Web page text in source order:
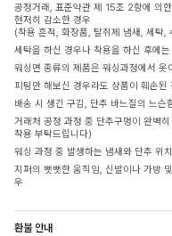
공정거래, 표준약관 제 15조 2항에 의
현저히 감소한 경우
(착용 흔적, 화장품, 탈취제 냄새, 세탁,
세탁을 하신 경우나 착용을 하신 후에
워싱면 종류의 제품은 워싱과정에서 옷
피팅만 해보신 경우라도 상품이 훼손
배송 시 생긴 구김, 단추 바느질의 느슨
거래처 공정 과정 중 단추구멍이 완벽
착용 부탁드립니다)
워싱 과정 중 발생하는 냄새와 단추 위
지퍼의 뻣뻣한 움직임, 신발이나 가방
우
환불 안내